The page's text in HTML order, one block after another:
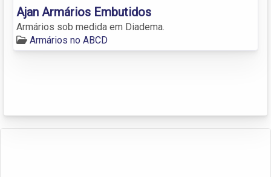
Ajan Armários Embutidos
Armários sob medida em Diadema.
Armários no ABCD